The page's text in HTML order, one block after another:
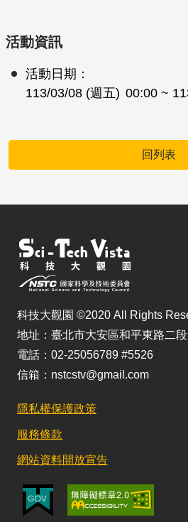
活動資訊
活動日期：
113/03/08 (週五) 00:00 ~
回列表
科技大觀園 ©2020 All Rights
地址：臺北市大安區和平東路二
電話：02-25056789 #5526
信箱：nstcstv@gmail.com
隱私權保護政策
服務條款
網站資料開放宣告